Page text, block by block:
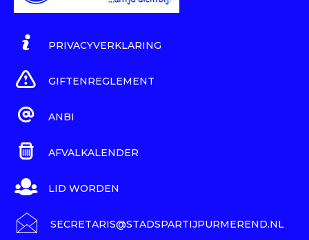
PRIVACYVERKLARING
GIFTENREGLEMENT
ANBI
AFVALKALENDER
LID WORDEN
SECRETARIS@STADSPARTIJPURMEREND.NL